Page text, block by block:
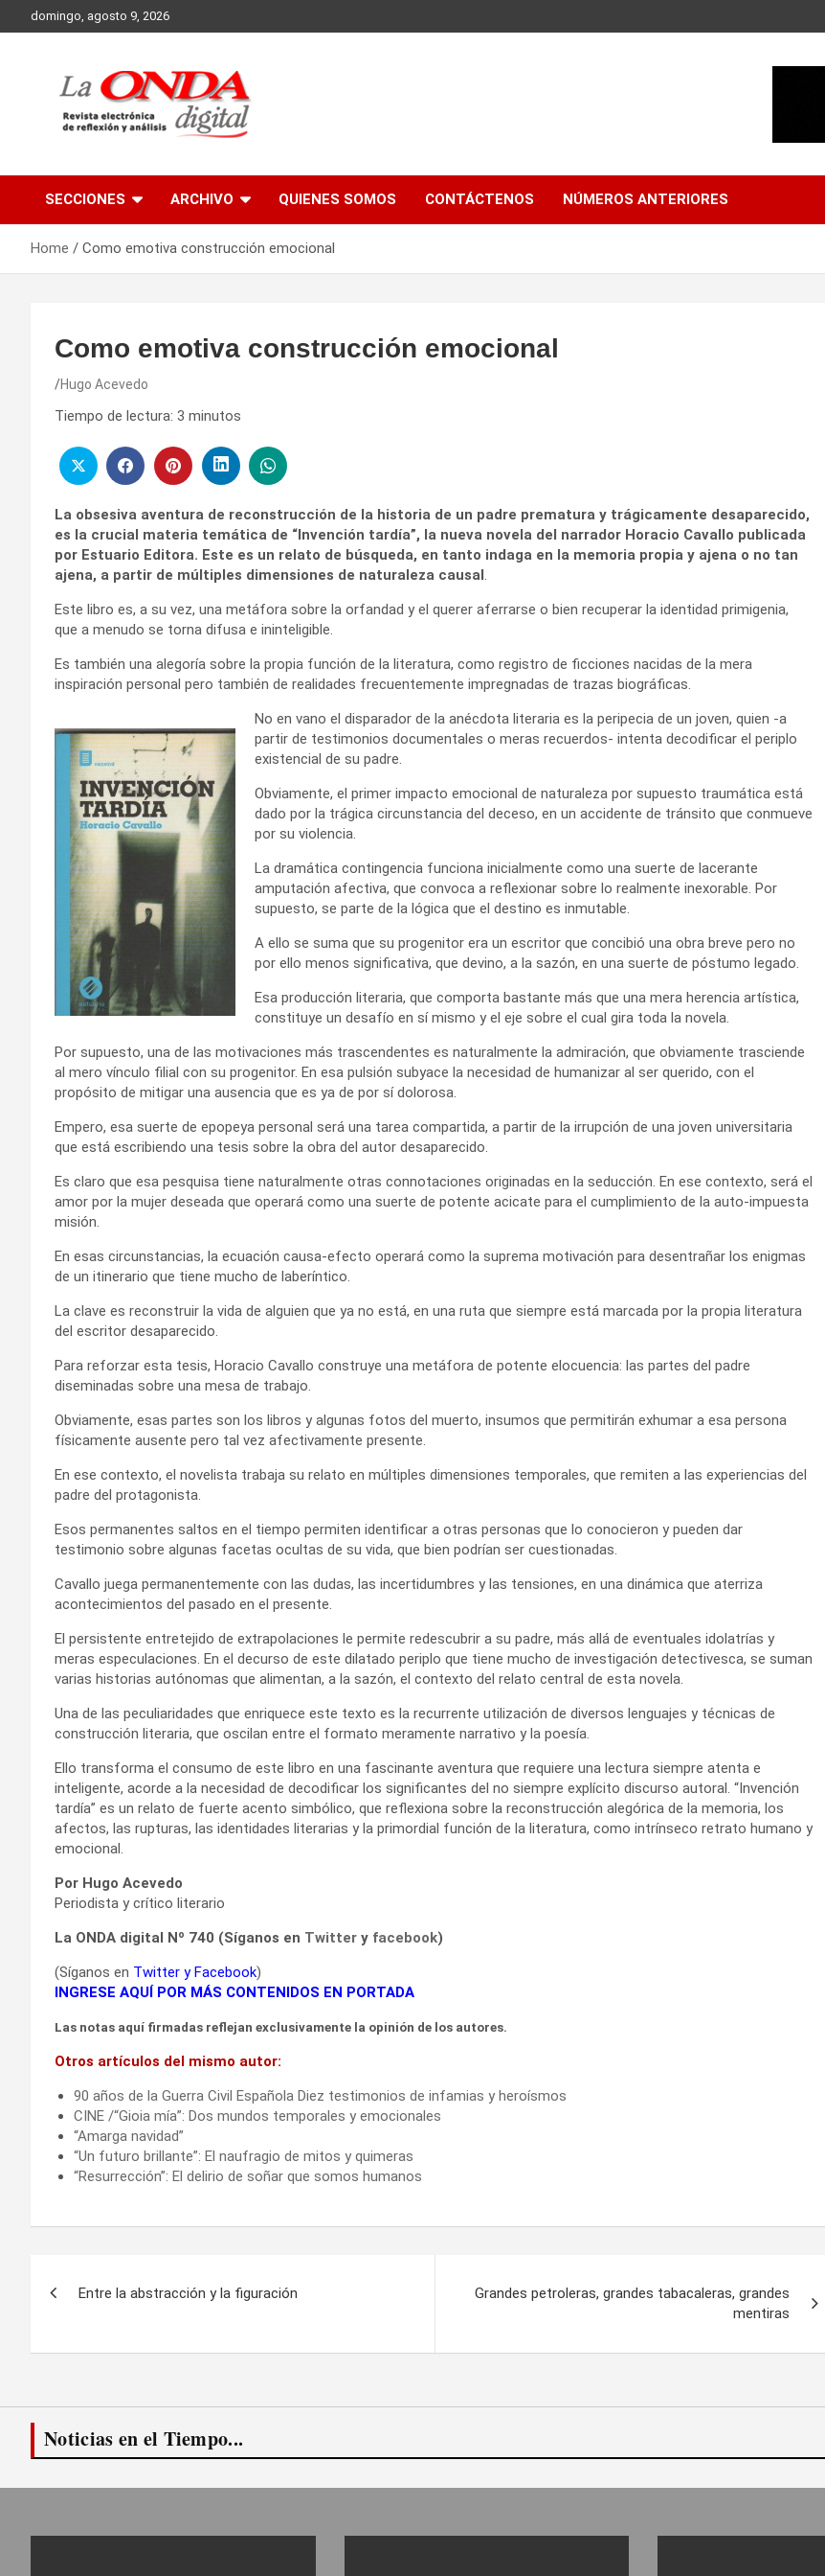
to
domingo, agosto 9, 2026
SECCIONES ARCHIVO QUIENES SOMOS CONTÁCTENOS NÚMEROS ANTERIORES
Home Como emotiva construcción emocional
Como emotiva construcción emocional
Hugo Acevedo
Tiempo de lectura: 3 minutos
La obsesiva aventura de reconstrucción de la historia de un padre prematura y trágicamente desaparecido,
es la crucial materia temática de “Invención tardía”, la nueva novela del narrador Horacio Cavallo publicada
por Estuario Editora. Este es un relato de búsqueda, en tanto indaga en la memoria propia y ajena o no tan
ajena, a partir de múltiples dimensiones de naturaleza causal
Este libro es, a su vez, una metáfora sobre la orfandad y el querer aferrarse o bien recuperar la identidad primigenia,
que a menudo se torna difusa e ininteligible.
Es también una alegoría sobre la propia función de la literatura, como registro de ficciones nacidas de la mera
inspiración personal pero también de realidades frecuentemente impregnadas de trazas biográficas.
No en vano el disparador de la anécdota literaria es la peripecia de un joven, quien -a
partir de testimonios documentales o meras recuerdos- intenta decodificar el periplo
existencial de su padre.
Obviamente, el primer impacto emocional de naturaleza por supuesto traumática está
dado por la trágica circunstancia del deceso, en un accidente de tránsito que conmueve
por su violencia.
La dramática contingencia funciona inicialmente como una suerte de lacerante
amputación afectiva, que convoca a reflexionar sobre lo realmente inexorable. Por
supuesto, se parte de la lógica que el destino es inmutable.
A ello se suma que su progenitor era un escritor que concibió una obra breve pero no
por ello menos significativa, que devino, a la sazón, en una suerte de póstumo legado.
Esa producción literaria, que comporta bastante más que una mera herencia artística,
constituye un desafío en sí mismo y el eje sobre el cual gira toda la novela.
Por supuesto, una de las motivaciones más trascendentes es naturalmente la admiración, que obviamente trasciende
al mero vínculo filial con su progenitor. En esa pulsión subyace la necesidad de humanizar al ser querido, con el
propósito de mitigar una ausencia que es ya de por sí dolorosa.
Empero, esa suerte de epopeya personal será una tarea compartida, a partir de la irrupción de una joven universitaria
que está escribiendo una tesis sobre la obra del autor desaparecido.
Es claro que esa pesquisa tiene naturalmente otras connotaciones originadas en la seducción. En ese contexto, será el
amor por la mujer deseada que operará como una suerte de potente acicate para el cumplimiento de la auto-impuesta
misión.
En esas circunstancias, la ecuación causa-efecto operará como la suprema motivación para desentrañar los enigmas
de un itinerario que tiene mucho de laberíntico.
La clave es reconstruir la vida de alguien que ya no está, en una ruta que siempre está marcada por la propia literatura
del escritor desaparecido.
Para reforzar esta tesis, Horacio Cavallo construye una metáfora de potente elocuencia: las partes del padre
diseminadas sobre una mesa de trabajo.
Obviamente, esas partes son los libros y algunas fotos del muerto, insumos que permitirán exhumar a esa persona
físicamente ausente pero tal vez afectivamente presente.
En ese contexto, el novelista trabaja su relato en múltiples dimensiones temporales, que remiten a las experiencias del
padre del protagonista.
Esos permanentes saltos en el tiempo permiten identificar a otras personas que lo conocieron y pueden dar
testimonio sobre algunas facetas ocultas de su vida, que bien podrían ser cuestionadas.
Cavallo juega permanentemente con las dudas, las incertidumbres y las tensiones, en una dinámica que aterriza
acontecimientos del pasado en el presente.
El persistente entretejido de extrapolaciones le permite redescubrir a su padre, más allá de eventuales idolatrías y
meras especulaciones. En el decurso de este dilatado periplo que tiene mucho de investigación detectivesca, se suman
varias historias autónomas que alimentan, a la sazón, el contexto del relato central de esta novela.
Una de las peculiaridades que enriquece este texto es la recurrente utilización de diversos lenguajes y técnicas de
construcción literaria, que oscilan entre el formato meramente narrativo y la poesía.
Ello transforma el consumo de este libro en una fascinante aventura que requiere una lectura siempre atenta e
inteligente, acorde a la necesidad de decodificar los significantes del no siempre explícito discurso autoral. “Invención
tardía” es un relato de fuerte acento simbólico, que reflexiona sobre la reconstrucción alegórica de la memoria, los
afectos, las rupturas, las identidades literarias y la primordial función de la literatura, como intrínseco retrato humano y
emocional.
Por Hugo Acevedo
Periodista y crítico literario
La ONDA digital Nº 740 (Síganos en Twitter y facebook)
(Síganos en Twitter yFacebook)
INGRESE AQUÍ POR MÁS CONTENIDOS EN PORTADA
Las notas aquí firmadas reflejan exclusivamente la opinión de los autores.
Otros artículos del mismo autor:
90 años de la Guerra Civil Española Diez testimonios de infamias y heroísmos
CINE /“Gioia mía”: Dos mundos temporales y emocionales
“Amarga navidad”
“Un futuro brillante”: El naufragio de mitos y quimeras
“Resurrección”: El delirio de soñar que somos humanos
entradas
Entre la abstracción y la figuración
Grandes petroleras, grandes tabacaleras, grandes
mentiras
Noticias en el Tiempo...